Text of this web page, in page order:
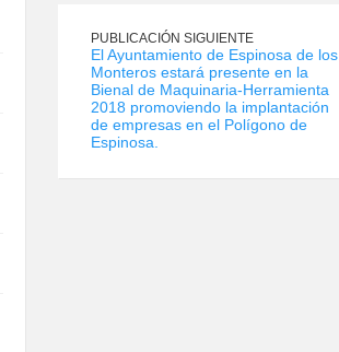
PUBLICACIÓN SIGUIENTE
El Ayuntamiento de Espinosa de los
Monteros estará presente en la
Bienal de Maquinaria-Herramienta
2018 promoviendo la implantación
de empresas en el Polígono de
Espinosa.